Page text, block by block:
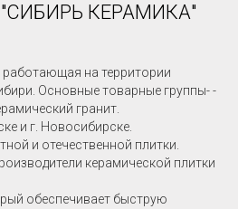
КЕРАМИКА"
на территории
Основные товарные группы- -
гранит.
и г. Новосибирске.
и отечественной плитки.
керамической плитки
обеспечивает быструю